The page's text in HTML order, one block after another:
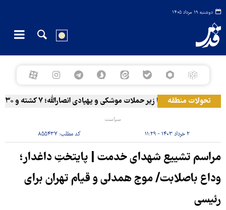
دوشنبه ۱۹ مرداد ۱۴۰۵
تحولات منطقهالمخا زیر حملات موشکی و پهپادی انصارالله؛ ۷ کشته و ۳۰ زخمی
سیاست
۲ خرداد ۱۴۰۳ - ۱۱:۲۹ کد مطلب:۸۵۵۴۳۷
مراسم تشییع شهدای خدمت | پایتخت‌ِ داغدار؛
وداع باصلابت/ موج همدلی و قیام تهران برای
رئیسی